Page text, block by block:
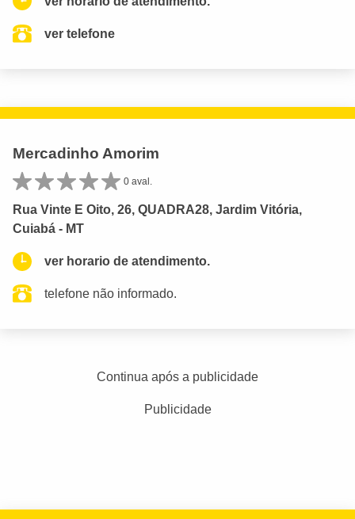
ver telefone
Mercadinho Amorim
0 aval.
Rua Vinte E Oito, 26, QUADRA28, Jardim Vitória,
Cuiabá - MT
ver horario de atendimento.
telefone não informado.
Continua após a publicidade
Publicidade